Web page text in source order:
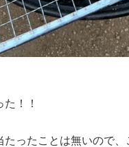
！！
たったことは無いので